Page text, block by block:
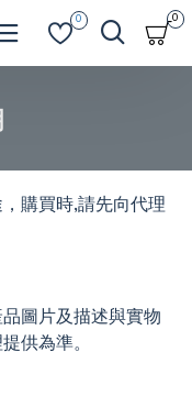
0 0
購買時,請先向代理
圖片及描述與實物
供為準。